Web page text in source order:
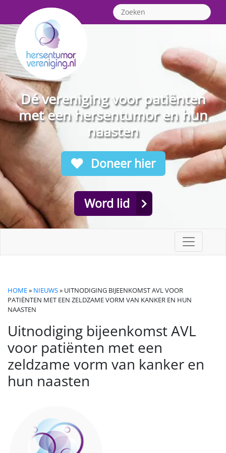
Dé vereniging voor patiënten
met een hersentumor en hun
naasten
Doneer hier
Word lid
HOME» NIEUWS» UITNODIGING BIJEENKOMST AVL VOOR
PATIËNTEN MET EEN ZELDZAME VORM VAN KANKER EN HUN
NAASTEN
Uitnodiging bijeenkomst AVL
voor patiënten met een
zeldzame vorm van kanker en
hun naasten